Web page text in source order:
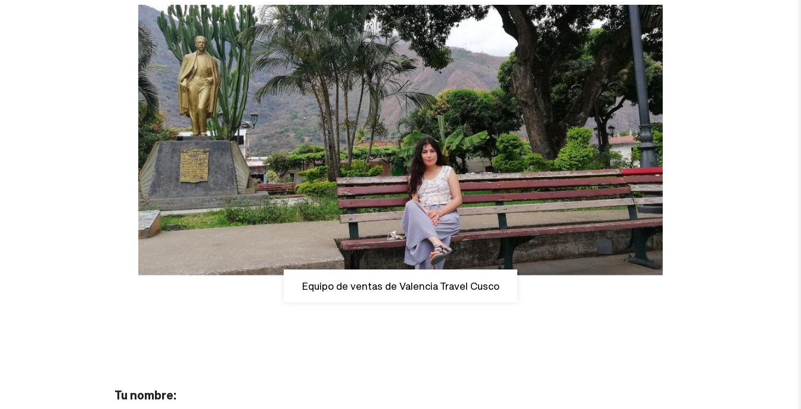
Equipo de ventas de Valencia Travel Cusco
Tu nombre: